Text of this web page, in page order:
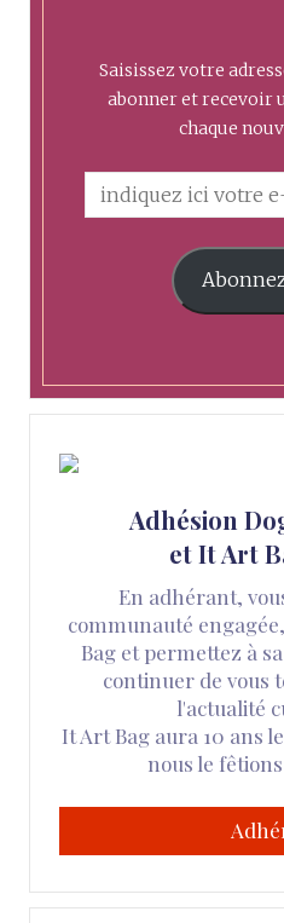
Saisissez votre
abonner et recevoir
chaque
Adhésion
et It Art
En adhérant,
communauté
Bag et permettez à
continuer de vous
l'actualité
It Art Bag aura 10 ans
nous le